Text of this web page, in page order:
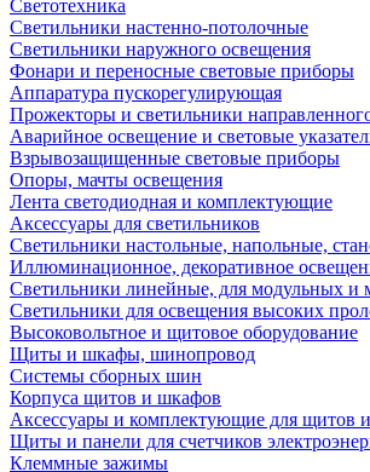
Светотехника
Светильники настенно-потолочные
Светильники наружного освещения
Фонари и переносные световые приборы
Аппаратура пускорегулирующая
Прожекторы и светильники
Аварийное освещение и световые
Взрывозащищенные световые приборы
Опоры, мачты освещения
Лента светодиодная и комплектующие
Аксессуары для светильников
Светильники настольные, напольные,
Иллюминационное, декоративное
Светильники линейные, для модульных и
Светильники для освещения высоких
Высоковольтное и щитовое оборудование
Щиты и шкафы, шинопровод
Системы сборных шин
Корпуса щитов и шкафов
Аксессуары и комплектующие для щитов
Щиты и панели для счетчиков
Клеммные зажимы